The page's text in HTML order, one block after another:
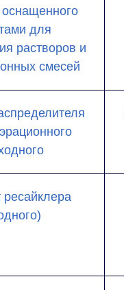
для
растворов и
смесей